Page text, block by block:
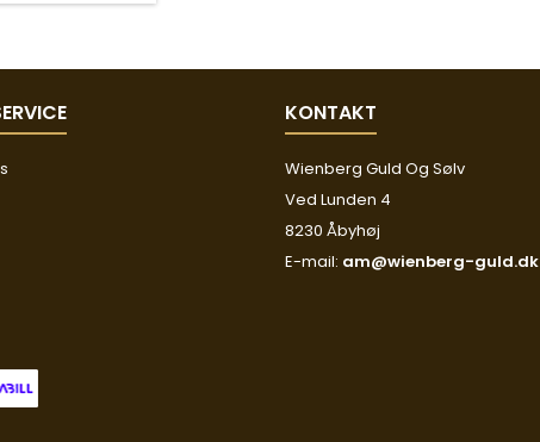
KONTAKT
Wienberg Guld Og Sølv
Ved Lunden 4
8230 Åbyhøj
E-mail: am@wienberg-guld.dk